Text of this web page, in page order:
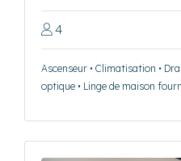
4
Ascenseur • Climatisation •
optique • Linge de maison